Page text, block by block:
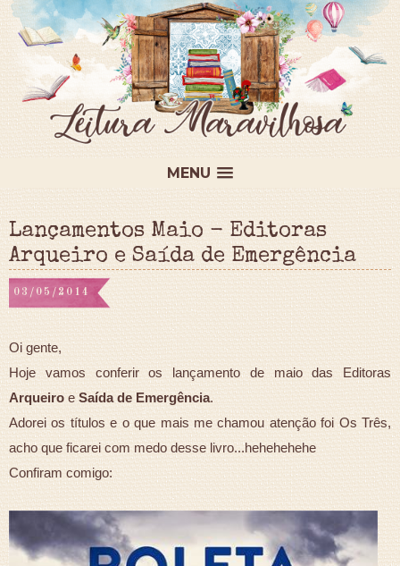
MENU
Lançamentos Maio - Editoras
Arqueiro e Saída de Emergência
03/05/2014
Oi gente,
Hoje vamos conferir os lançamento de maio das Editoras
ArqueiroeSaída de Emergência.
Adorei os títulos e o que mais me chamou atenção foi Os Três,
acho que ficarei com medo desse livro...hehehehehe
Confiram comigo: